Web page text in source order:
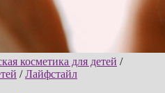
косметика для детей /
/Лайфстайл